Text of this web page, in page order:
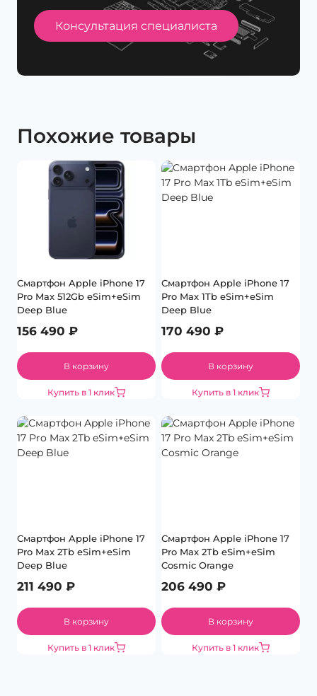
Консультация специалиста
Похожие товары
Смартфон Apple iPhone 17
Pro Max 512Gb eSim+eSim
Deep Blue
156 490 ₽
В корзину
Купить в 1 клик
Смартфон Apple iPhone 17
Pro Max 1Tb eSim+eSim
Deep Blue
170 490 ₽
В корзину
Купить в 1 клик
Смартфон Apple iPhone 17
Pro Max 2Tb eSim+eSim
Deep Blue
211 490 ₽
В корзину
Купить в 1 клик
Смартфон Apple iPhone 17
Pro Max 2Tb eSim+eSim
Cosmic Orange
206 490 ₽
В корзину
Купить в 1 клик